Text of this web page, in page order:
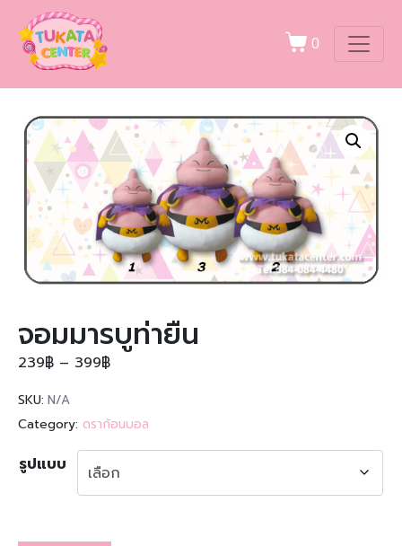
0
จอมมารบูท่ายืน
239฿ – 399฿
SKU: N/A
Category: ดราก้อนบอล
รูปแบบ